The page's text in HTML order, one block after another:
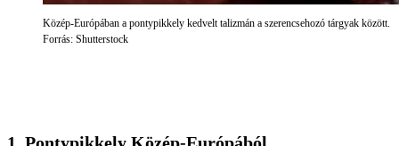
Közép-Európában a pontypikkely kedvelt talizmán a szerencsehozó tárgyak között.
Forrás: Shutterstock